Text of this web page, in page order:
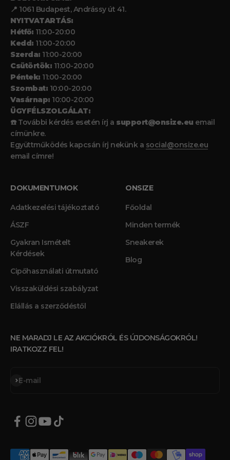
📍 1061 Budapest, Andrássy út 41.
NYITVATARTÁS:
Hétfő: 11:00-20:00
Kedd: 11:00-20:00
Szerda: 11:00-20:00
Csütörtök: 11:00-20:00
Péntek: 11:00-20:00
Szombat: 10:00-20:00
Vasárnap: 10:00-20:00
ÜGYFÉLSZOLGÁLAT:
☎️ További kérdés esetén írj a support@onsize.eu email
címünkre.
Együttműködés kapcsán írj nekünk a social@onsize.eu
email címre!
DOKUMENTUMOK
Adatkezelési tájékoztató
ÁSZF
Gyakran Ismételt
Kérdések
Cipőhasználati útmutató
Visszaküldési szabályzat
Elállás a szerződéstől
ONSIZE
Főoldal
Minden termék
Sneakerek
Blog
NE MARADJ LE AZ AKCIÓKRÓL ÉS ÚJDONSÁGOKRÓL!
IRATKOZZ FEL!
E-mail
Feliratkozás